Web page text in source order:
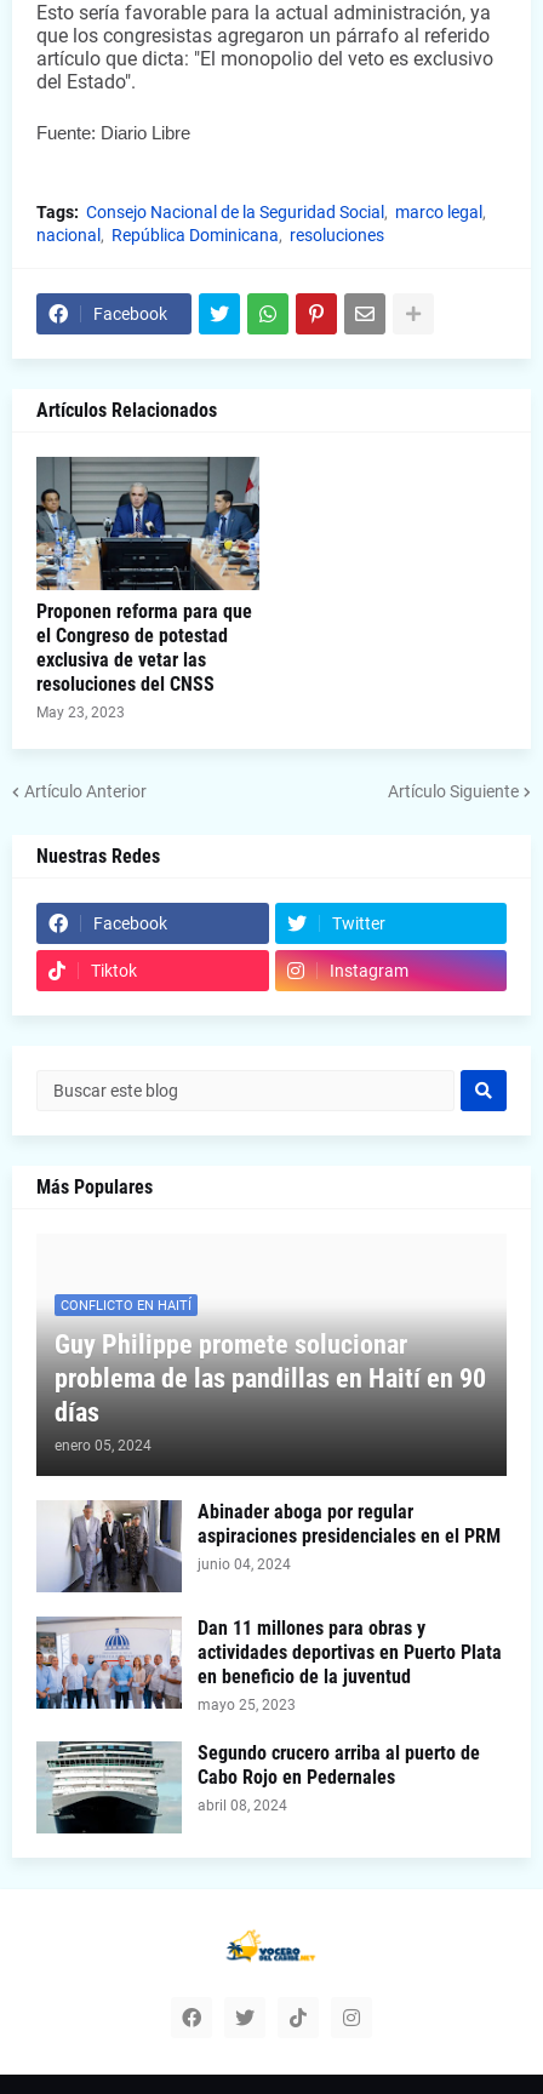
Esto sería favorable para la actual administración, ya
que los congresistas agregaron un párrafo al referido
artículo que dicta: "El monopolio del veto es exclusivo
del Estado".
Fuente: Diario Libre
Tags: Consejo Nacional de la Seguridad Social
marco legal
nacional
República Dominicana resoluciones
Facebook
Artículos Relacionados
Proponen reforma para que
el Congreso de potestad
exclusiva de vetar las
resoluciones del CNSS
May 23, 2023
Artículo Anterior Artículo Siguiente
Nuestras Redes
Facebook Twitter
Tiktok Instagram
Más Populares
CONFLICTO EN HAITÍ
Guy Philippe promete solucionar
problema de las pandillas en Haití en 90
días
enero 05, 2024
Abinader aboga por regular
aspiraciones presidenciales en el PRM
junio 04, 2024
Dan 11 millones para obras y
actividades deportivas en Puerto Plata
en beneficio de la juventud
mayo 25, 2023
Segundo crucero arriba al puerto de
Cabo Rojo en Pedernales
abril 08, 2024